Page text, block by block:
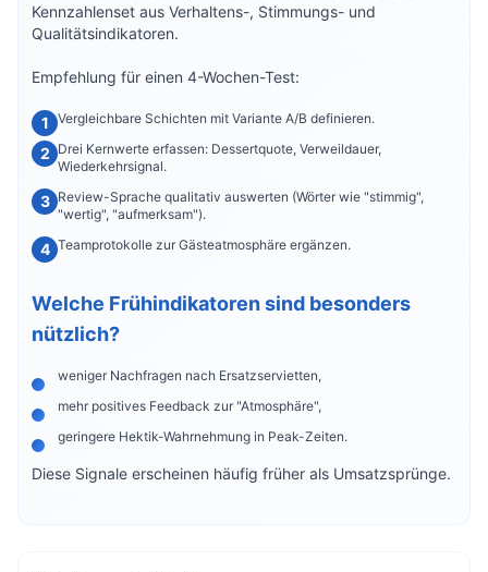
Kennzahlenset aus Verhaltens-, Stimmungs- und
Qualitätsindikatoren.
Empfehlung für einen 4-Wochen-Test:
Vergleichbare Schichten mit Variante A/B definieren.
Drei Kernwerte erfassen: Dessertquote, Verweildauer,
Wiederkehrsignal.
Review-Sprache qualitativ auswerten (Wörter wie "stimmig",
"wertig", "aufmerksam").
Teamprotokolle zur Gästeatmosphäre ergänzen.
Welche Frühindikatoren sind besonders
nützlich?
weniger Nachfragen nach Ersatzservietten,
mehr positives Feedback zur "Atmosphäre",
geringere Hektik-Wahrnehmung in Peak-Zeiten.
Diese Signale erscheinen häufig früher als Umsatzsprünge.